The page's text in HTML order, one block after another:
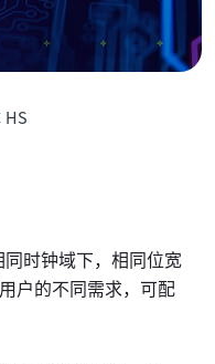
HS
同时钟域下，相同位宽
户的不同需求，可配